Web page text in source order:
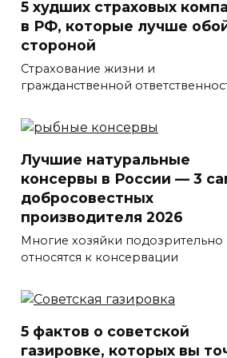
5 худших страховых
в РФ, которые лучше
стороной
Страхование жизни и
гражданственной
Лучшие натуральные
консервы в России — 3
добросовестных
производителя 2026
Многие хозяйки подозрительно
относятся к консервации
5 фактов о советской
газировке, которых вы